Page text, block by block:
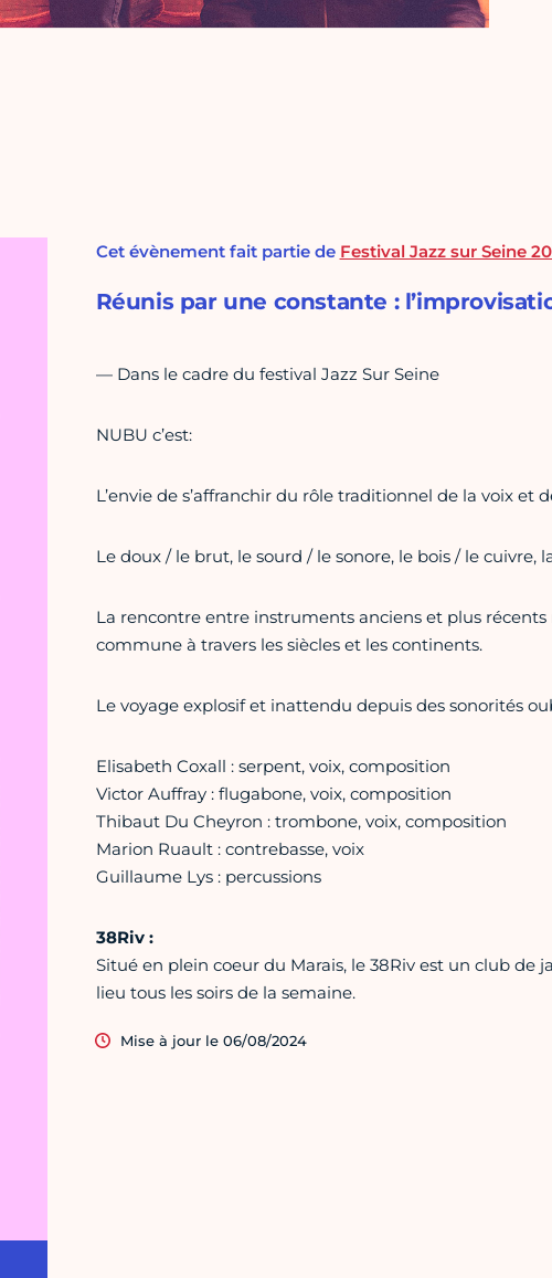
Cet évènement fait partie de Festival Jazz sur Seine
Réunis par une constante :
— Dans le cadre du festival Jazz Sur Seine
NUBU c’est:
L’envie de s’affranchir du rôle traditionnel de la voix et
Le doux / le brut, le sourd / le sonore, le bois / le cuivre,
La rencontre entre instruments anciens et plus
commune à travers les siècles et les continents.
Le voyage explosif et inattendu depuis des sonorités
Elisabeth Coxall : serpent, voix, composition
Victor Auffray : flugabone, voix, composition
Thibaut Du Cheyron : trombone, voix, composition
Marion Ruault : contrebasse, voix
Guillaume Lys : percussions
38Riv :
Situé en plein coeur du Marais, le 38Riv est un club de
lieu tous les soirs de la semaine.
Mise à jour le 06/08/2024